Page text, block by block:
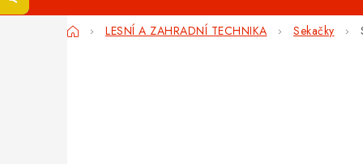
DomůLESNÍ A ZAHRADNÍ TECHNIKA Sekačky